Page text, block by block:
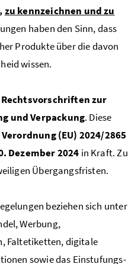
,zu kennzeichnen und zu
haben den Sinn, dass
Produkte über die davon
wissen.
Rechtsvorschriften zur
und Verpackung. Diese
Verordnung (EU) 2024/2865
Dezember 2024 in Kraft. Zu
Übergangsfristen.
beziehen sich unter
Werbung,
Faltetiketten, digitale
sowie das Einstufungs-